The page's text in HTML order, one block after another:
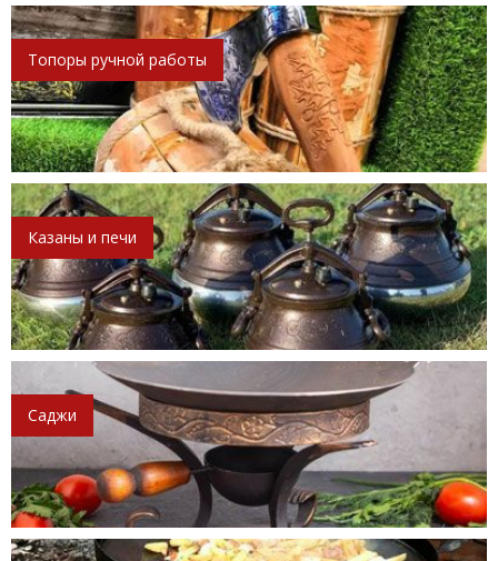
Топоры ручной работы
Казаны и печи
Саджи